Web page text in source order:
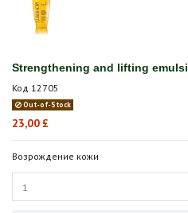
Strengthening and lifting
Код 12705
Out-of-Stock
23,00 £
Возрождение кожи